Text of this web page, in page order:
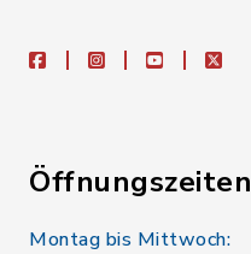
facebookinstagramyoutubeX
Öffnungszeiten
Montag bis Mittwoch: